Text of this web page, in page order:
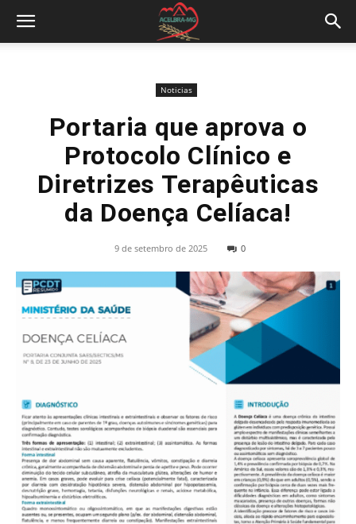
Noticias
Portaria que aprova o
Protocolo Clínico e
Diretrizes Terapêuticas
da Doença Celíaca!
9 de setembro de 2025 0